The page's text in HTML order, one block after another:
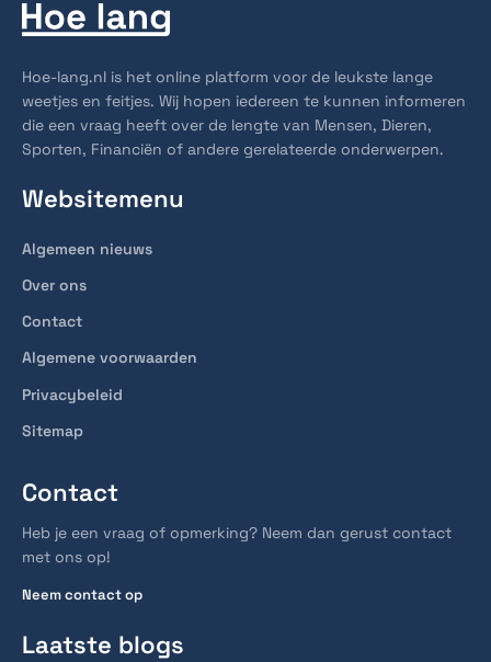
Hoe-lang.nl is het online platform voor de leukste lange
weetjes en feitjes. Wij hopen iedereen te kunnen informeren
die een vraag heeft over de lengte van Mensen, Dieren,
Sporten, Financiën of andere gerelateerde onderwerpen.
Websitemenu
Algemeen nieuws
Over ons
Contact
Algemene voorwaarden
Privacybeleid
Sitemap
Contact
Heb je een vraag of opmerking? Neem dan gerust contact
met ons op!
Neem contact op
Laatste blogs